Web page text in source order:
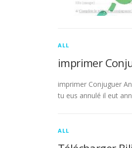
ALL
imprimer
imprimer Conjuguer
tu eus annulé il eut
ALL